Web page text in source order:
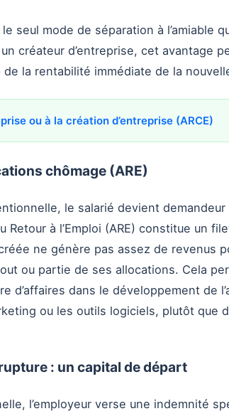
seul mode de séparation à l’amiable
créateur d’entreprise, cet avantage
de la rentabilité immédiate de la
ou à la création d’entreprise (ARCE)
chômage (ARE)
le salarié devient demandeur
Retour à l’Emploi (ARE) constitue un
ne génère pas assez de revenus
ou partie de ses allocations. Cela
d’affaires dans le développement de
ou les outils logiciels, plutôt que
: un capital de départ
l’employeur verse une indemnité